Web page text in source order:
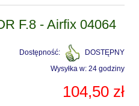
F.8 - Airfix 04064
Dostępność:
DOSTĘPNY
Wysyłka w: 24 godziny
104,50 zł